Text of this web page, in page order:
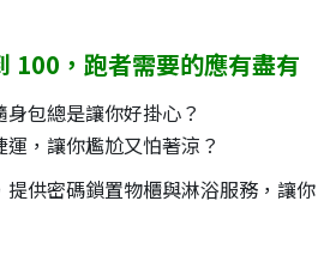
100，跑者需要的應有盡有
包總是讓你好掛心？
，讓你尷尬又怕著涼？
供密碼鎖置物櫃與淋浴服務，讓你